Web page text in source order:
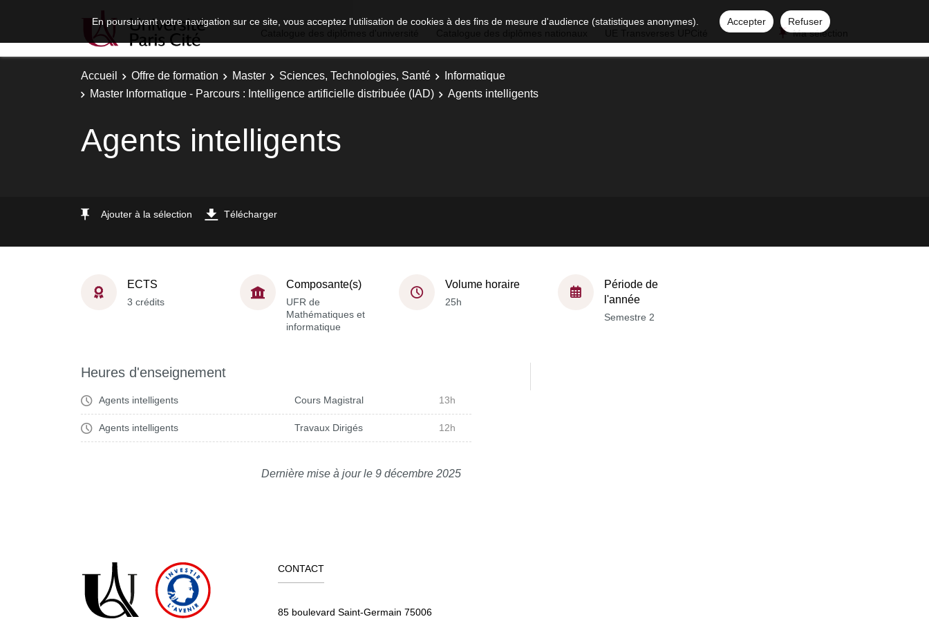
En poursuivant votre navigation sur ce site, vous acceptez l'utilisation de cookies à des fins de mesure d'audience (statistiques anonymes). Accepter
Refuser
Ma sélection
Accueil Offre de formation Master Sciences, Technologies, Santé
Informatique
Master Informatique - Parcours : Intelligence artificielle distribuée (IAD)
Agents intelligents
Agents intelligents
Ajouter à la sélection Télécharger
ECTS
3 crédits
Composante(s)
UFR de
Mathématiques et
informatique
Volume horaire
25h
Période de
l'année
Semestre 2
Heures d'enseignement
Agents intelligents Cours Magistral 13h
Agents intelligents Travaux Dirigés 12h
Dernière mise à jour le 9 décembre 2025
CONTACT
85 boulevard Saint-Germain 75006